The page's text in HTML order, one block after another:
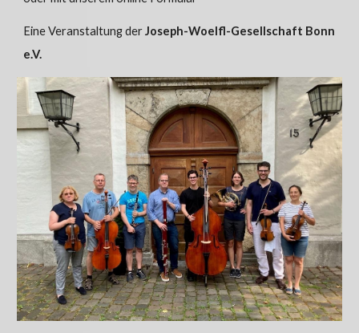
Eine Veranstaltung derJoseph-Woelfl-Gesellschaft Bonn
e.V.